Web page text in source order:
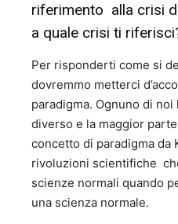
riferimento alla crisi
a quale crisi ti
Per risponderti come si
dovremmo metterci
paradigma. Ognuno di
diverso e la maggior
concetto di paradigma da
rivoluzioni scientifiche
scienze normali quando
una scienza normale.